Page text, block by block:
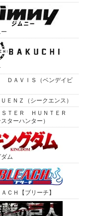
ＤＡＶＩＳ（ベンデイビ
ＵＥＮＺ（シークエンス）
ＳＴＥＲ ＨＵＮＴＥＲ
スターハンター）
ム
ＣＨ【ブリーチ】